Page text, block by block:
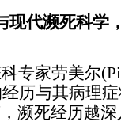
代濒死科学
专家劳美尔
历与其病理
濒死经历越